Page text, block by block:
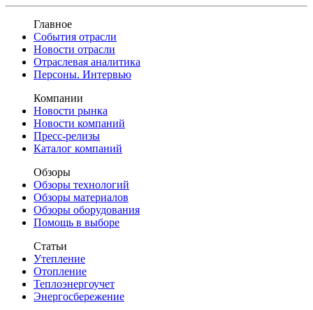
Главное
События отрасли
Новости отрасли
Отраслевая аналитика
Персоны. Интервью
Компании
Новости рынка
Новости компаний
Пресс-релизы
Каталог компаний
Обзоры
Обзоры технологий
Обзоры материалов
Обзоры оборудования
Помощь в выборе
Статьи
Утепление
Отопление
Теплоэнергоучет
Энергосбережение